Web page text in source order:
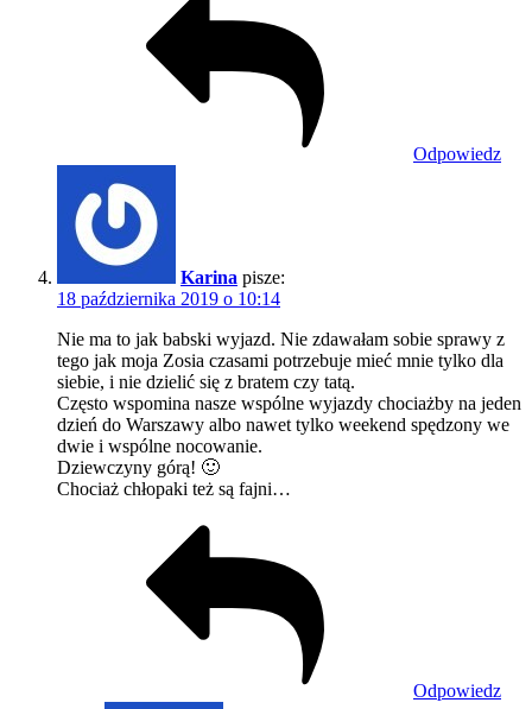
Odpowiedz
Karina pisze:
18 października 2019 o 10:14
Nie ma to jak babski wyjazd. Nie zdawałam sobie sprawy z
tego jak moja Zosia czasami potrzebuje mieć mnie tylko dla
siebie, i nie dzielić się z bratem czy tatą.
Często wspomina nasze wspólne wyjazdy chociażby na jeden
dzień do Warszawy albo nawet tylko weekend spędzony we
dwie i wspólne nocowanie.
Dziewczyny górą! 🙂
Chociaż chłopaki też są fajni…
Odpowiedz